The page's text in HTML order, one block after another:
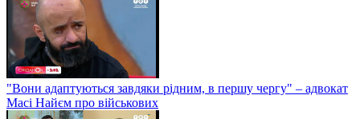
"Вони адаптуються завдяки рідним, в першу чергу" – адвокат
Масі Найєм про військових